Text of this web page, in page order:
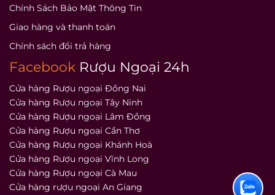
Chính Sách Bảo Mật Thông Tin
Giao hàng và thanh toán
Chính sách đổi trả hàng
Facebook Rượu Ngoại 24h
Cửa hàng Rượu ngoại Đồng Nai
Cửa hàng Rượu ngoại Tây Ninh
Cửa hàng Rượu ngoại Lâm Đồng
Cửa hàng Rượu ngoại Cần Thơ
Cửa hàng Rượu ngoại Khánh Hoà
Cửa hàng Rượu ngoại Vĩnh Long
Cửa hàng Rượu ngoại Cà Mau
Cửa hàng rượu ngoại An Giang